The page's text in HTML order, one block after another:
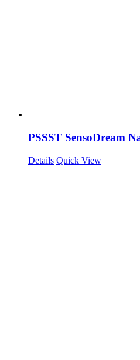
PSSST SensoDream
Details Quick View